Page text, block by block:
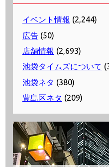
イベント情報 (2,244)
広告(50)
店舗情報 (2,693)
池袋タイムズについて
池袋ネタ (380)
豊島区ネタ (209)